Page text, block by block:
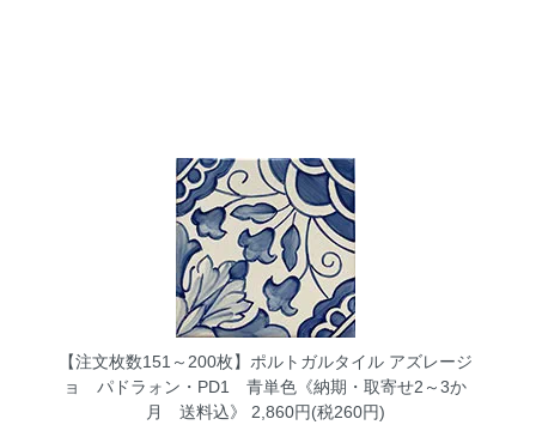
【注文枚数151～200枚】ポルトガルタイル アズレージ
ョ パドラォン・PD1 青単色《納期・取寄せ2～3か
月 送料込》
2,860円(税260円)